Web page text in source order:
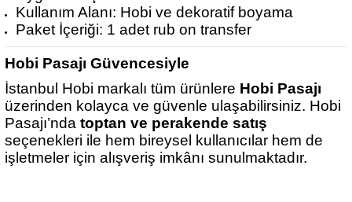
Kullanım Alanı: Hobi ve dekoratif boyama
Paket İçeriği: 1 adet rub on transfer
Hobi Pasajı Güvencesiyle
İstanbul Hobi markalı tüm ürünlere Hobi Pasajı
üzerinden kolayca ve güvenle ulaşabilirsiniz. Hobi
Pasajı’nda toptan ve perakende satış
seçenekleri ile hem bireysel kullanıcılar hem de
işletmeler için alışveriş imkânı sunulmaktadır.